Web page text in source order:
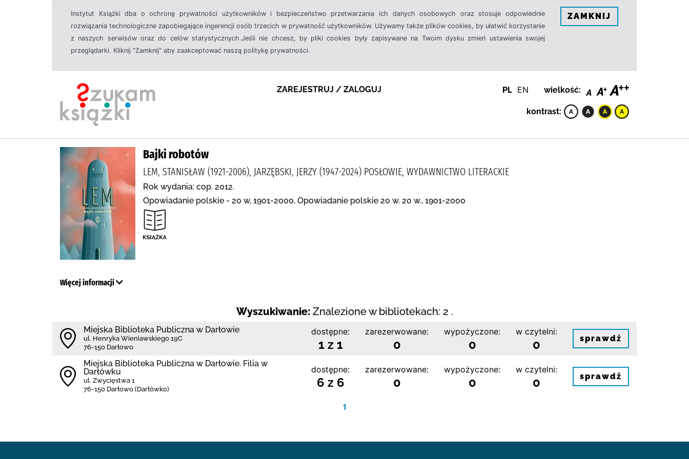
Instytut Książki dba o ochronę prywatności użytkowników i bezpieczeństwo przetwarzania ich danych osobowych oraz stosuje odpowiednie
rozwiązania technologiczne zapobiegające ingerencji osób trzecich w prywatność użytkowników. Używamy także plików cookies, by ułatwić korzystanie
z naszych serwisów oraz do celów statystycznych.Jeśli nie chcesz, by pliki cookies były zapisywane na Twoim dysku zmień ustawienia swojej
przeglądarki. Kliknij "Zamknij" aby zaakceptować naszą politykę prywatności.
ZAMKNIJ
ZAREJESTRUJ / ZALOGUJ PL EN wielkość:
kontrast:
Bajki robotów
LEM, STANISŁAW (1921-2006), JARZĘBSKI, JERZY (1947-2024) POSŁOWIE, WYDAWNICTWO LITERACKIE
Rok wydania: cop. 2012.
Opowiadanie polskie - 20 w, 1901-2000, Opowiadanie polskie 20 w. 20 w., 1901-2000
Więcej informacji
Wyszukiwanie: Znalezione w bibliotekach: 2 .
Miejska Biblioteka Publiczna w Darłowie
ul. Henryka Wieniawskiego 19C
76-150 Darłowo
dostępne:
1 z 1
zarezerwowane:
0
wypożyczone:
0
w czytelni:
0 sprawdź
Miejska Biblioteka Publiczna w Darłowie. Filia w
Darłówku
ul. Zwycięstwa 1
76-150 Darłowo (Darłówko)
dostępne:
6 z 6
zarezerwowane:
0
wypożyczone:
0
w czytelni:
0 sprawdź
1